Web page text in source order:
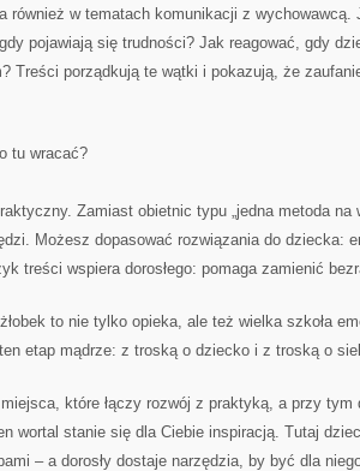
również w tematach komunikacji z
gdy pojawiają się trudności? Jak reagować, gdy
Treści porządkują te wątki i pokazują, że
tu wracać?
Zamiast obietnic typu „jedna metoda na
Możesz dopasować rozwiązania do dziecka:
treści wspiera dorosłego: pomaga zamienić
to nie tylko opieka, ale też wielka szkoła
etap mądrze: z troską o dziecko i z troską o
które łączy rozwój z praktyką, a przy tym
wortal stanie się dla Ciebie inspiracją. Tutaj
– a dorosły dostaje narzędzia, by być dla